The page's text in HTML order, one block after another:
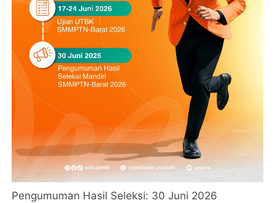
Pengumuman Hasil Seleksi: 30 Juni 2026